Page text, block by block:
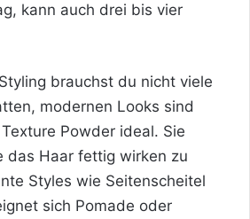
kann auch drei bis vier
brauchst du nicht viele
modernen Looks sind
Powder ideal. Sie
das Haar fettig wirken zu
Styles wie Seitenscheitel
sich Pomade oder